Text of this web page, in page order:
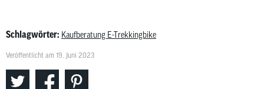
Schlagwörter: Kaufberatung E-Trekkingbike
Veröffentlicht am 19. Juni 2023